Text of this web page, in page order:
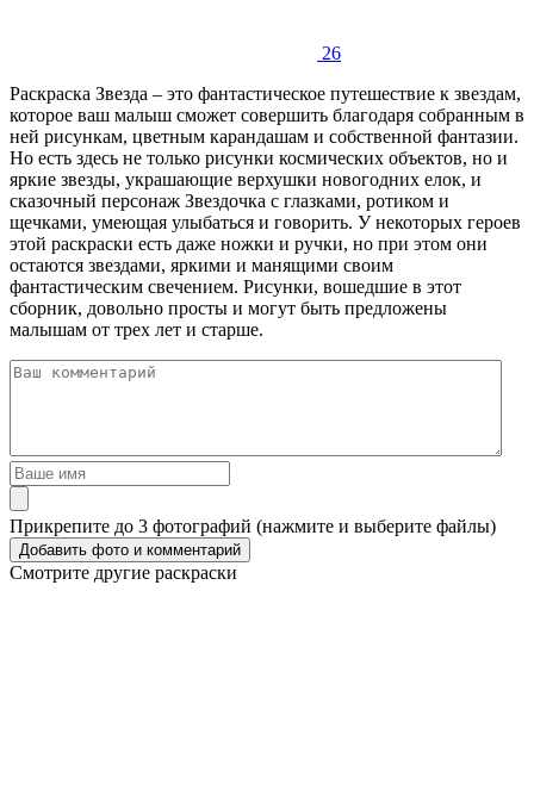
26
Раскраска Звезда – это фантастическое путешествие к звездам,
которое ваш малыш сможет совершить благодаря собранным в
ней рисункам, цветным карандашам и собственной фантазии.
Но есть здесь не только рисунки космических объектов, но и
яркие звезды, украшающие верхушки новогодних елок, и
сказочный персонаж Звездочка с глазками, ротиком и
щечками, умеющая улыбаться и говорить. У некоторых героев
этой раскраски есть даже ножки и ручки, но при этом они
остаются звездами, яркими и манящими своим
фантастическим свечением. Рисунки, вошедшие в этот
сборник, довольно просты и могут быть предложены
малышам от трех лет и старше.
Прикрепите до 3 фотографий (нажмите и выберите файлы)
Смотрите другие раскраски